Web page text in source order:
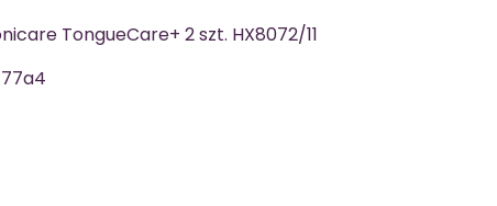
TongueCare+ 2 szt. HX8072/11